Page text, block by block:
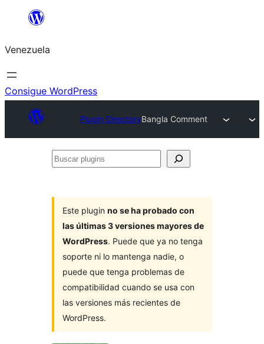
Saltar
contenido
Venezuela
Consigue WordPress
Plugin DirectoryBangla Comment
Buscar
Este plugin no se ha probado con
las últimas 3 versiones mayores de
WordPress. Puede que ya no tenga
soporte ni lo mantenga nadie, o
puede que tenga problemas de
compatibilidad cuando se usa con
las versiones más recientes de
WordPress.